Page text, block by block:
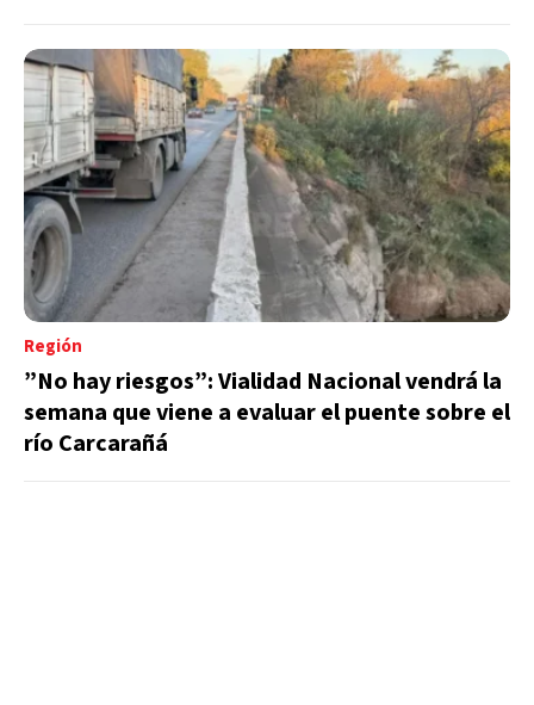
Región
”No hay riesgos”: Vialidad Nacional vendrá la
semana que viene a evaluar el puente sobre el
río Carcarañá